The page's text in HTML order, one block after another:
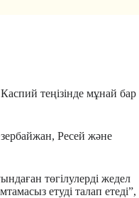
теңізінде мұнай бар
Ресей және
төгілулерді жедел
етуді талап етеді”,